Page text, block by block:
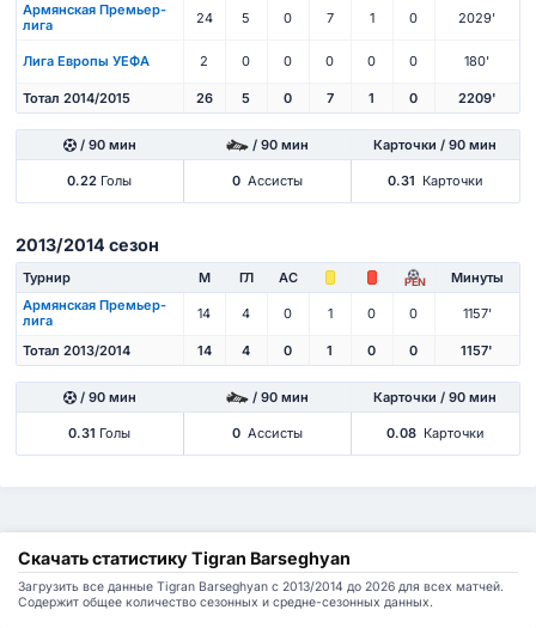
Армянская Премьер-
лига
24 5 0 7 1 0 2029'
Лига Европы УЕФА 2 0 0 0 0 0 180'
Тотал 2014/2015 26 5 0 7 1 0 2209'
/ 90 мин / 90 мин Карточки / 90 мин
0.22 Голы 0 Ассисты 0.31 Карточки
2013/2014 сезон
Турнир М ГЛ АС PEN
Минуты
Армянская Премьер-
лига
14 4 0 1 0 0 1157'
Тотал 2013/2014 14 4 0 1 0 0 1157'
/ 90 мин / 90 мин Карточки / 90 мин
0.31 Голы 0 Ассисты 0.08 Карточки
Скачать статистику Tigran Barseghyan
Загрузить все данные Tigran Barseghyan с 2013/2014 до 2026 для всех матчей.
Содержит общее количество сезонных и средне-сезонных данных.